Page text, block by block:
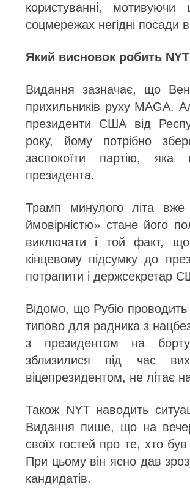
користуванні,
соцмережах негідні посади
Який висновок робить
Видання зазначає, що
прихильників руху MAGA.
президенти США від
року, йому потрібно
заспокоїти партію, яка
президента.
Трамп минулого літа
ймовірністю» стане його
виключати і той факт,
кінцевому підсумку до
потрапити і держсекретар
Відомо, що Рубіо
типово для радника з
з президентом на борту
зблизилися під час
віцепрезидентом, не літає
Також NYT наводить
Видання пише, що на
своїх гостей про те, хто
При цьому він ясно дав
кандидатів.